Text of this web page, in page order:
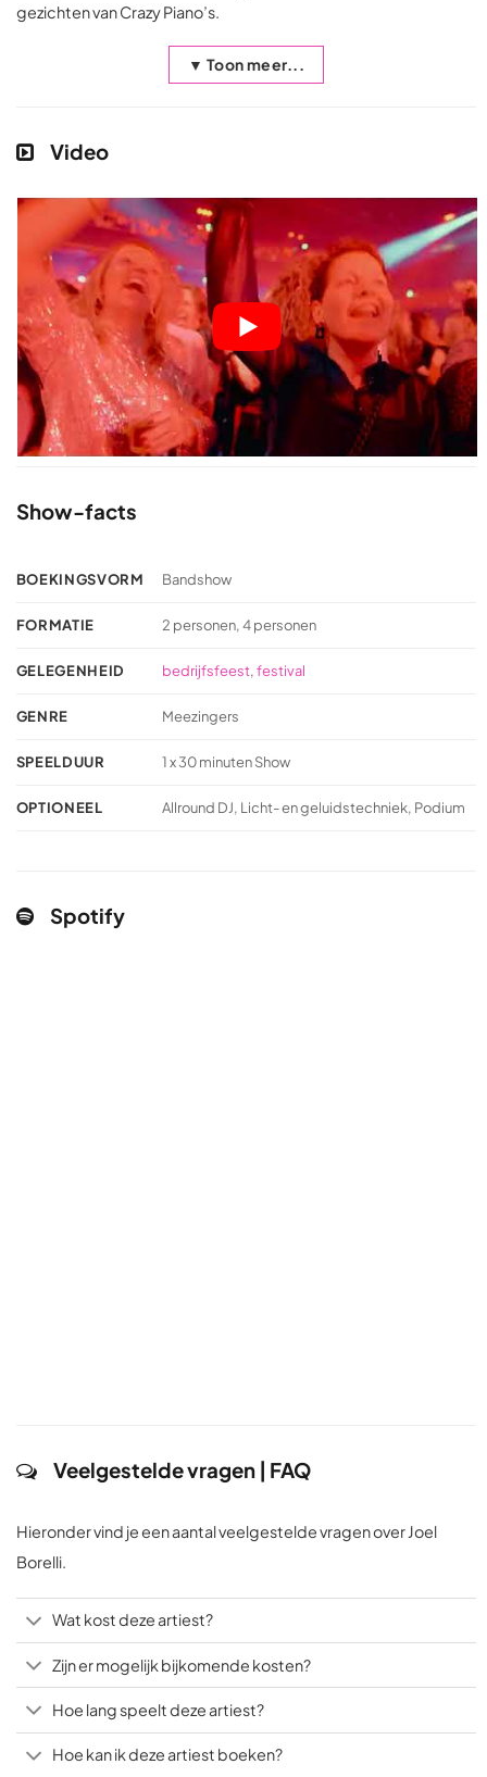
gezichten van Crazy Piano’s.
▼ Toon meer...
Video
Show-facts
BOEKINGSVORM Bandshow
FORMATIE 2 personen, 4 personen
GELEGENHEID bedrijfsfeest,festival
GENRE Meezingers
SPEELDUUR 1 x 30 minuten Show
OPTIONEEL Allround DJ, Licht- en geluidstechniek, Podium
Spotify
Veelgestelde vragen | FAQ
Hieronder vind je een aantal veelgestelde vragen over Joel
Borelli.
Wat kost deze artiest?
Zijn er mogelijk bijkomende kosten?
Hoe lang speelt deze artiest?
Hoe kan ik deze artiest boeken?